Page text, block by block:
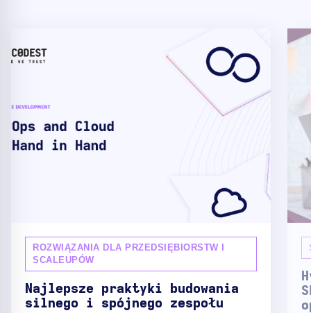
ROZWIĄZANIA DLA PRZEDSIĘBIORSTW I
SCALEUPÓW
Najlepsze praktyki budowania
silnego i spójnego zespołu